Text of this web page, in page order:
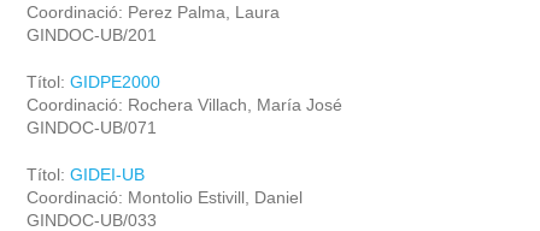
Coordinació: Perez Palma, Laura
GINDOC-UB/201
Títol: GIDPE2000
Coordinació: Rochera Villach, María José
GINDOC-UB/071
Títol: GIDEI-UB
Coordinació: Montolio Estivill, Daniel
GINDOC-UB/033